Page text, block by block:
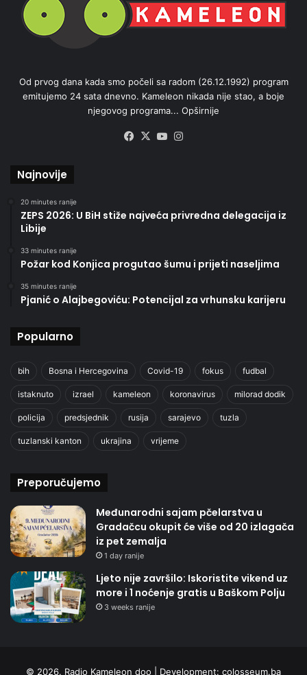
Od prvog dana kada smo počeli sa radom (26.12.1992) program
emitujemo 24 sata dnevno. Kameleon nikada nije stao, a boje
njegovog programa... Opširnije
Facebook
X YouTube
Najnovije
20 minutes ranije
ZEPS 2026: U BiH stiže najveća privredna delegacija iz
Libije
33 minutes ranije
Požar kod Konjica progutao šumu i prijeti naseljima
35 minutes ranije
Pjanić o Alajbegoviću: Potencijal za vrhunsku karijeru
Popularno
bih Bosna i Hercegovina Covid-19 fokus fudbal
istaknuto izrael kameleon koronavirus milorad dodik
policija predsjednik rusija sarajevo tuzla
tuzlanski kanton ukrajina vrijeme
Preporučujemo
Međunarodni sajam pčelarstva u
Gradačcu okupit će više od 20 izlagača
iz pet zemalja
1 day ranije
Ljeto nije završilo: Iskoristite vikend uz
more i 1 noćenje gratis u Baškom Polju
3 weeks ranije
© 2026. Radio Kameleon doo | Development: colosseum.ba